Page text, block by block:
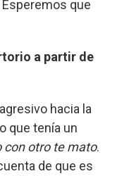
que
a partir de
hacia la
que tenía un
con otro te mato.
de que es